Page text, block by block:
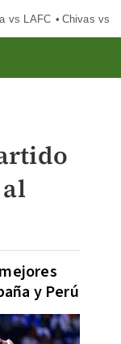
vs LAFC Chivas vs
y Perú